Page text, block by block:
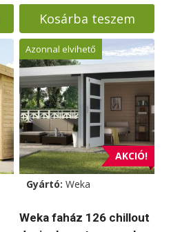
was:
89000 Ft.
is:
79000 Ft.
Kosárba teszem
AKCIÓ!
Azonnal elvihető
Gyártó: Weka
Weka faház 126 chillout